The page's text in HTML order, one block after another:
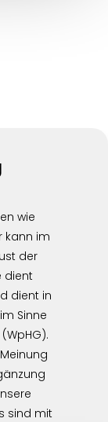
wie
kann im
der
dient
dient in
Sinne
sind mit